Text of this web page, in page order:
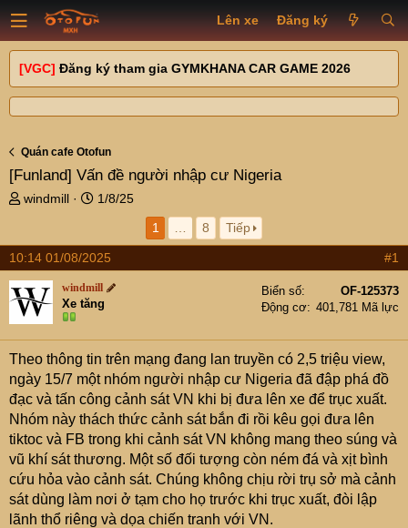
Lên xe Đăng ký
[VGC] Đăng ký tham gia GYMKHANA CAR GAME 2026
Quán cafe Otofun
[Funland] Vấn đề người nhập cư Nigeria
T
e
a
d
s
t
r
e
r
windmill
N
y
g
ử
i
1/8/25
1
8 Tiếp
10:14 01/08/2025 #1
windmill
Xe tăng
Biển số
OF-125373
Động cơ
401,781 Mã lực
Theo thông tin trên mạng đang lan truyền có 2,5 triệu view,
ngày 15/7 một nhóm người nhập cư Nigeria đã đập phá đồ
đạc và tấn công cảnh sát VN khi bị đưa lên xe để trục xuất.
Nhóm này thách thức cảnh sát bắn đi rồi kêu gọi đưa lên
tiktoc và FB trong khi cảnh sát VN không mang theo súng và
vũ khí sát thương. Một số đối tượng còn ném đá và xịt bình
cứu hỏa vào cảnh sát. Chúng không chịu rời trụ sở mà cảnh
sát dùng làm nơi ở tạm cho họ trước khi trục xuất, đòi lập
lãnh thổ riêng và dọa chiến tranh với VN.